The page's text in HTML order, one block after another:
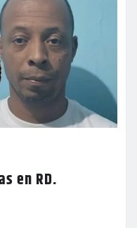
en RD.